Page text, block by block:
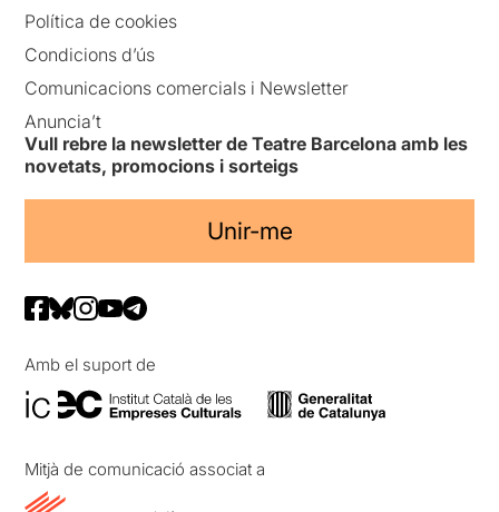
Política de cookies
Condicions d’ús
Comunicacions comercials i Newsletter
Anuncia’t
Vull rebre la newsletter de Teatre Barcelona amb les
novetats, promocions i sorteigs
Unir-me
Amb el suport de
Mitjà de comunicació associat a